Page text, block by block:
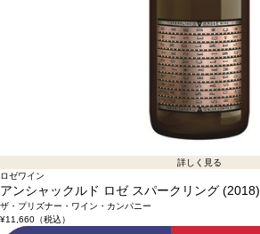
詳しく見る
ロゼワイン
アンシャックルド ロゼ スパークリング (2018)
ザ・プリズナー・ワイン・カンパニー
¥11,660（税込）